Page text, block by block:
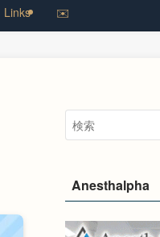
Links ✉️
Anesthalpha